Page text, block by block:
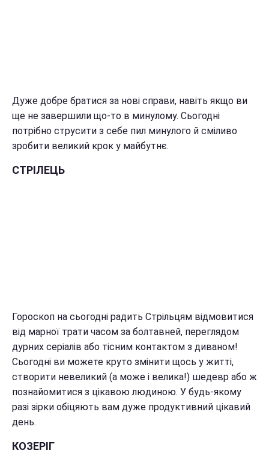
Дуже добре братися за нові справи, навіть якщо ви
ще не завершили що-то в минулому. Сьогодні
потрібно струсити з себе пил минулого й сміливо
зробити великий крок у майбутнє.
СТРІЛЕЦЬ
Гороскоп на сьогодні радить Стрільцям відмовитися
від марної трати часом за болтавней, переглядом
дурних серіалів або тісним контактом з диваном!
Сьогодні ви можете круто змінити щось у житті,
створити невеликий (а може і велика!) шедевр або ж
познайомитися з цікавою людиною. У будь-якому
разі зірки обіцяють вам дуже продуктивний цікавий
день.
КОЗЕРІГ